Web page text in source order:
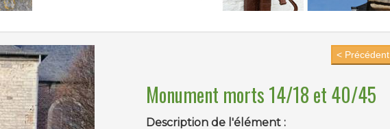
< Précédent
Monument morts 14/18 et 40/45
Description de l'élément :